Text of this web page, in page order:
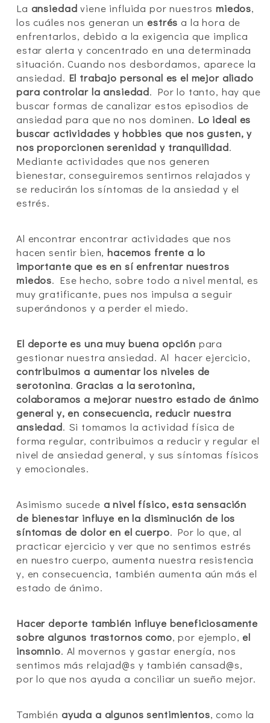
La ansiedad viene influida por nuestrosmiedos,
los cuáles nos generan unestrés a la hora de
enfrentarlos, debido a la exigencia que implica
estar alerta y concentrado en una determinada
situación. Cuando nos desbordamos, aparece la
ansiedad. El trabajo personal es el mejor aliado
para controlar la ansiedad. Por lo tanto, hay que
buscar formas de canalizar estos episodios de
ansiedad para que no nos dominen. Lo ideal es
buscar actividades y hobbies que nos gusten, y
nos proporcionen serenidad y tranquilidad.
Mediante actividades que nos generen
bienestar, conseguiremos sentirnos relajados y
se reducirán los síntomas de la ansiedad y el
estrés.
Al encontrar encontrar actividades que nos
hacen sentir bien,hacemos frente a lo
importante que es en sí enfrentar nuestros
miedos. Ese hecho, sobre todo a nivel mental, es
muy gratificante, pues nos impulsa a seguir
superándonos y a perder el miedo.
El deporte es una muy buena opción para
gestionar nuestra ansiedad. Al hacer ejercicio,
contribuimos a aumentar los niveles de
serotonina.Gracias a la serotonina,
colaboramos a mejorar nuestro estado de ánimo
general y, en consecuencia, reducir nuestra
ansiedad. Si tomamos la actividad física de
forma regular, contribuimos a reducir y regular el
nivel de ansiedad general, y sus síntomas físicos
y emocionales.
Asimismo sucede a nivel físico, esta sensación
de bienestar influye en la disminución de los
síntomas de dolor en el cuerpo. Por lo que, al
practicar ejercicio y ver que no sentimos estrés
en nuestro cuerpo, aumenta nuestra resistencia
y, en consecuencia, también aumenta aún más el
estado de ánimo.
Hacer deporte también influye beneficiosamente
sobre algunos trastornos como, por ejemplo,el
insomnio. Al movernos y gastar energía, nos
sentimos más relajad@s y también cansad@s,
por lo que nos ayuda a conciliar un sueño mejor.
También ayuda a algunos sentimientos, como la